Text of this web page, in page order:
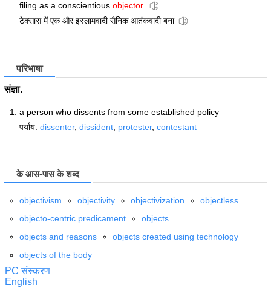
filing as a conscientious objector.
टेक्सास में एक और इस्लामवादी सैनिक आतंकवादी बना
परिभाषा
संज्ञा.
a person who dissents from some established policy
पर्याय: dissenter, dissident, protester, contestant
के आस-पास के शब्द
objectivism objectivity objectivization
objectless
objecto-centric predicament
objects
objects and reasons
objects created using technology
objects of the body
PC संस्करण
English